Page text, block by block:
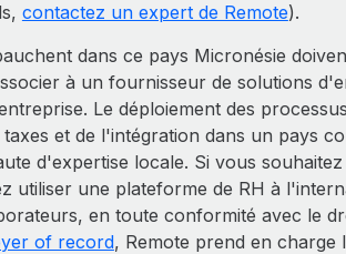
contactez un expert de Remote).
dans ce pays Micronésie
à un fournisseur de solutions
Le déploiement des
et de l'intégration dans un pays
d'expertise locale. Si vous
utiliser une plateforme de RH à
en toute conformité avec le
of record, Remote prend en